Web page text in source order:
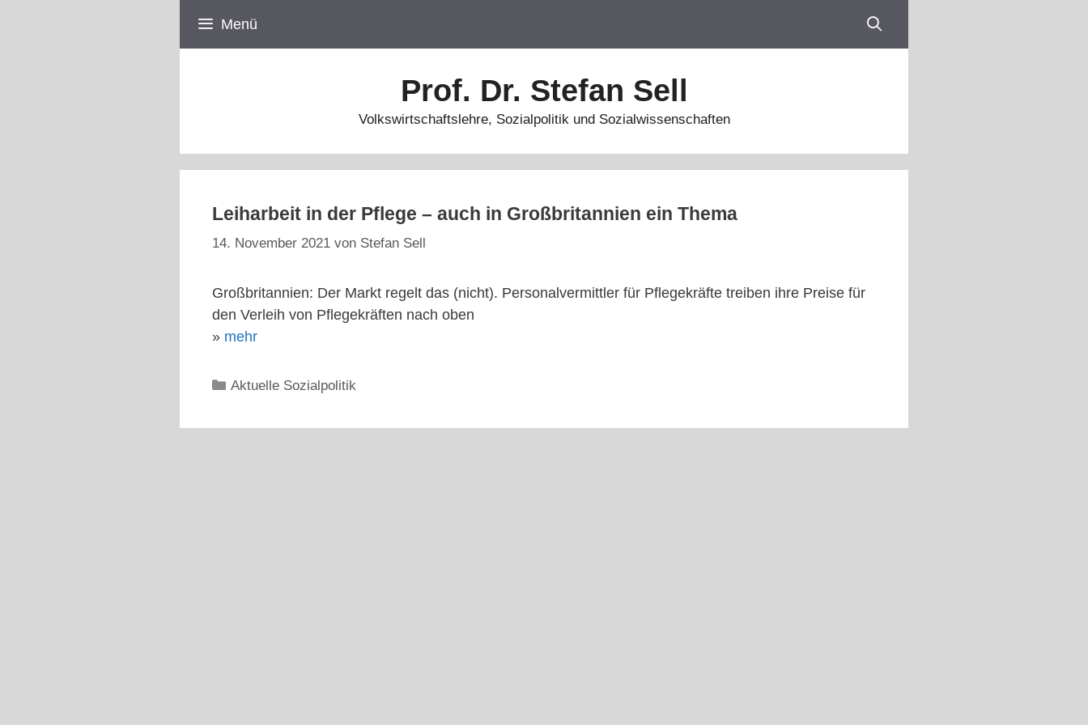
Menü
Prof. Dr. Stefan Sell
Volkswirtschaftslehre, Sozialpolitik und Sozialwissenschaften
Leiharbeit in der Pflege – auch in Großbritannien ein Thema
14. November 2021 von Stefan Sell
Großbritannien: Der Markt regelt das (nicht). Personalvermittler für Pflegekräfte treiben ihre Preise für
den Verleih von Pflegekräften nach oben
» mehr
Kategorien
Aktuelle Sozialpolitik